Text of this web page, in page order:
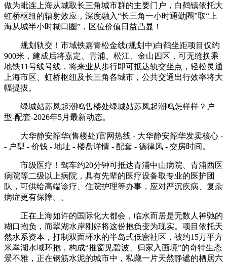
做为毗连上海从城取长三角城市群的主要门户，白鹤镇依托大
虹桥枢纽的辐射效应，深度融入“长三角一小时通勤圈”取“上
海从城半小时糊口圈”，区位价值日益凸显！
规划轨交！市域铁嘉青松金线(规划中)白鹤坐距项目仅约
900米，建成后将嘉定、青浦、松江、金山四区，可无缝换乘
地铁11号线号线，将来业从步行即可抵达轨交坐点，轻松灵通
上海市区、虹桥枢纽及长三角各城市，公共交通出行效率将大
幅提拔。
绿城姑苏凤起潮鸣售楼处绿城姑苏凤起潮鸣怎样样？户
型-配套-2026年5月最新动态。
大华静安韶华(售楼处)官网热线 - 大华静安韶华发卖核心 -
- 户型 - 价钱 - 地址 - 楼盘详情 - 配套 - 德律风 - 交房时间。
市级医疗！驾车约20分钟可抵达青浦中山病院、青浦西医
病院等二级以上病院，具有先辈的医疗设备取专业的医护团
队，可供给高端诊疗、住院护理等办事，应对严沉疾病、复杂
病症更有保障。。
正在上海如许的国际化大都会，临水而居是无数人神驰的
糊口抱负，而翠湖水岸刚好将这份抱负变为现实。项目依托天
然水系资本，打制双面环水的半岛式低密社区，被约15万平方
米翠湖水域环抱，构成“推窗见碧波、归家入画境”的奇特生态
景不雅，正在钢筋水泥的城市中，私藏一片天然静谧的栖居六